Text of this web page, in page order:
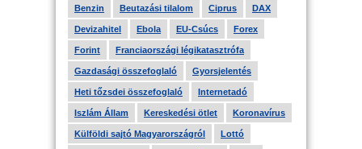
Benzin Beutazási tilalom Ciprus DAX
Devizahitel Ebola EU-Csúcs Forex
Forint Franciaországi légikatasztrófa
Gazdasági összefoglaló Gyorsjelentés
Heti tőzsdei összefoglaló Internetadó
Iszlám Állam Kereskedési ötlet Koronavírus
Külföldi sajtó Magyarországról Lottó